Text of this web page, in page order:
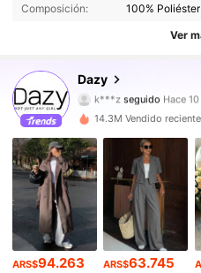
Composición:
100% Poliéster
Ver
Dazy
k***z
4,91
6.6M Seguidores
4,91 6.6M Seguidores
4,91 6.6M Seguidores
6.6M Seguidores
4,91 6.6M Seguidores
14.3M Vendido
ARS$94.263 ARS$63.745